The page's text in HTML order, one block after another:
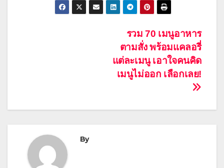
รวม 70 เมนูอาหาร
ตามสั่ง พร้อมแคลอรี่
แต่ละเมนู เอาใจคนคิด
เมนูไม่ออก เลือกเลย!
By